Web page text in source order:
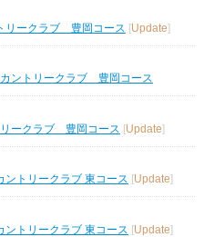
リークラブ 豊岡コース [Update]
カントリークラブ 豊岡コース
リークラブ 豊岡コース [Update]
ントリークラブ 東コース [Update]
ントリークラブ 東コース [Update]